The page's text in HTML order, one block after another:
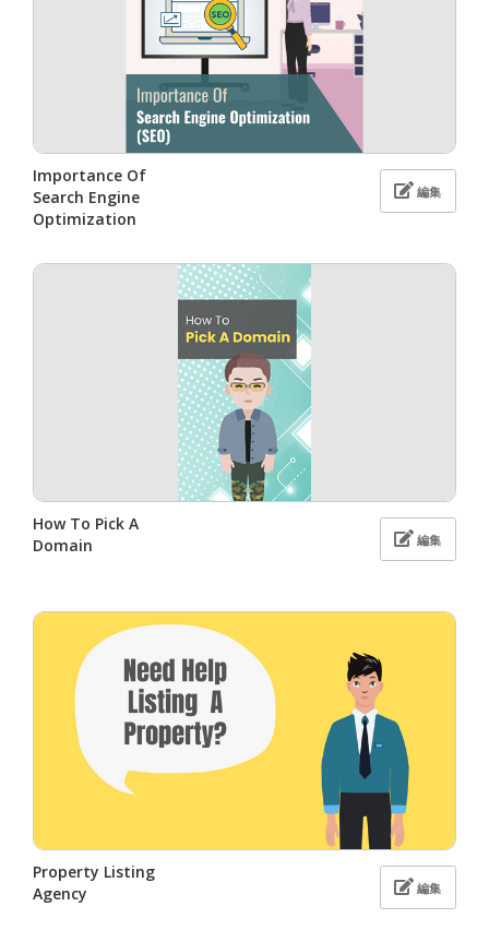
Importance Of
Search Engine
Optimization
編集
How To Pick A
Domain
編集
Property Listing
Agency
編集